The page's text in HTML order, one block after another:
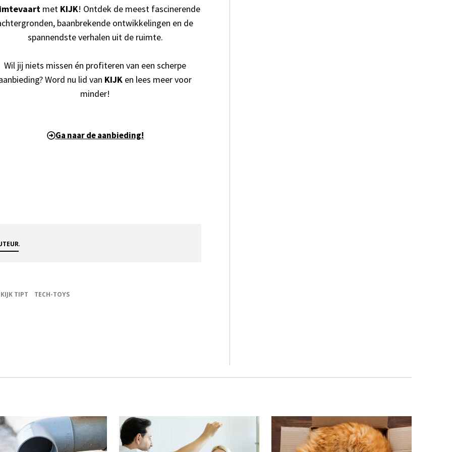
met KIJK! Ontdek de meest fascinerende
baanbrekende ontwikkelingen en de
spannendste verhalen uit de ruimte.
Wil jij niets missen én profiteren van een scherpe
Word nu lid van KIJK en lees meer voor
minder!
Ga naar de aanbieding!
.
KIJK TIPT TECH-TOYS